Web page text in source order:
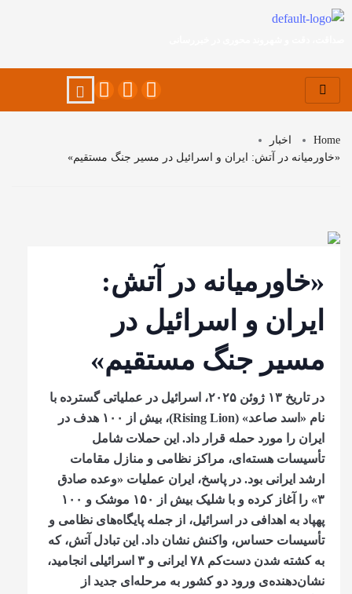
Home
اخبار
«خاورمیانه در آتش: ایران و اسرائیل در مسیر جنگ مستقیم»
«خاورمیانه در آتش:
ایران و اسرائیل در
مسیر جنگ مستقیم»
در تاریخ ۱۳ ژوئن ۲۰۲۵، اسرائیل در عملیاتی گسترده با
نام «اسد صاعد» (Rising Lion)، بیش از ۱۰۰ هدف در
ایران را مورد حمله قرار داد. این حملات شامل
تأسیسات هسته‌ای، مراکز نظامی و منازل مقامات
ارشد ایرانی بود. در پاسخ، ایران عملیات «وعده صادق
۳» را آغاز کرده و با شلیک بیش از ۱۵۰ موشک و ۱۰۰
پهپاد به اهدافی در اسرائیل، از جمله پایگاه‌های نظامی و
تأسیسات حساس، واکنش نشان داد. این تبادل آتش، که
به کشته شدن دست‌کم ۷۸ ایرانی و ۳ اسرائیلی انجامید،
نشان‌دهنده‌ی ورود دو کشور به مرحله‌ای جدید از